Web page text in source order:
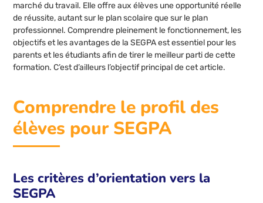
marché du travail. Elle offre aux élèves une opportunité réelle
de réussite, autant sur le plan scolaire que sur le plan
professionnel. Comprendre pleinement le fonctionnement, les
objectifs et les avantages de la SEGPA est essentiel pour les
parents et les étudiants afin de tirer le meilleur parti de cette
formation. C’est d’ailleurs l’objectif principal de cet article.
Comprendre le profil des
élèves pour SEGPA
Les critères d’orientation vers la
SEGPA